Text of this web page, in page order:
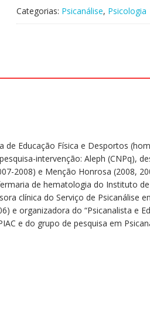
Tecendo
Categorias: Psicanálise, Psicologia
de Educação Física e Desportos
intervenção: Aleph (CNPq),
2008) e Menção Honrosa (2008,
de hematologia do Instituto
clínica do Serviço de Psicanálise
e organizadora do “Psicanalista e
e do grupo de pesquisa em